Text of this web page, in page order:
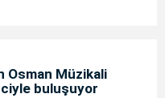
Osman Müzikali
buluşuyor